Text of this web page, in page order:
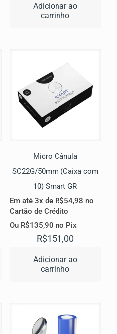
original
era:
R$2.399,00.
Adicionar ao
carrinho
Micro Cânula
SC22G/50mm (Caixa com
10) Smart GR
Em até 3x de R$54,98 no
Cartão de Crédito
Ou R$135,90 no Pix
R$151,00
Adicionar ao
carrinho